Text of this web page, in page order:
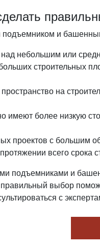
и
над небольшим или
строительных
на
имеют более низкую
проектов с большим
всего срока
подъемниками и
выбор
с